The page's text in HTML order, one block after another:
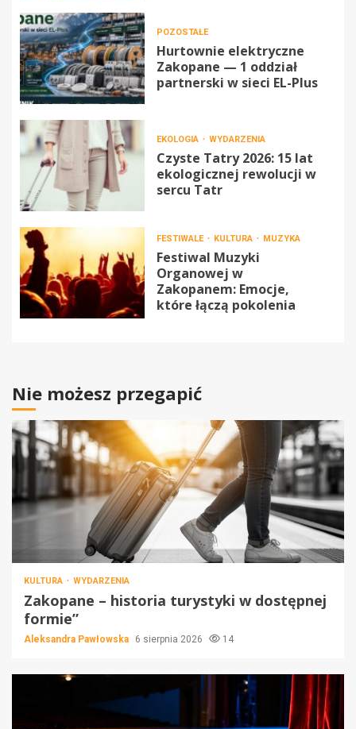
POZOSTAŁE
Hurtownie elektryczne
Zakopane — 1 oddział
partnerski w sieci EL-Plus
EKOLOGIA WYDARZENIA
Czyste Tatry 2026: 15 lat
ekologicznej rewolucji w
sercu Tatr
FESTIWALE KULTURA MUZYKA
Festiwal Muzyki
Organowej w
Zakopanem: Emocje,
które łączą pokolenia
Nie możesz przegapić
KULTURA WYDARZENIA
Zakopane – historia turystyki w dostępnej
formie”
Aleksandra Pawłowska 6 sierpnia 2026 14